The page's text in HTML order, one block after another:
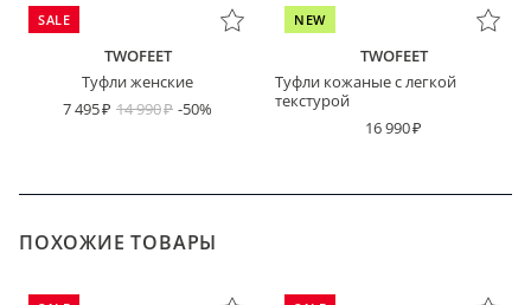
SALE
TWOFEET
Туфли женские
7 495
14 990 -50%
NEW
TWOFEET
Туфли кожаные с легкой
текстурой
16 990
ПОХОЖИЕ ТОВАРЫ